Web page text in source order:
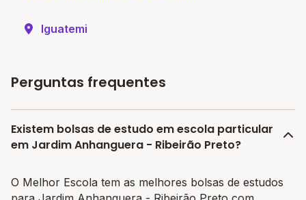
Iguatemi
Perguntas frequentes
Existem bolsas de estudo em escola particular
em Jardim Anhanguera - Ribeirão Preto?
O Melhor Escola tem as melhores bolsas de estudos